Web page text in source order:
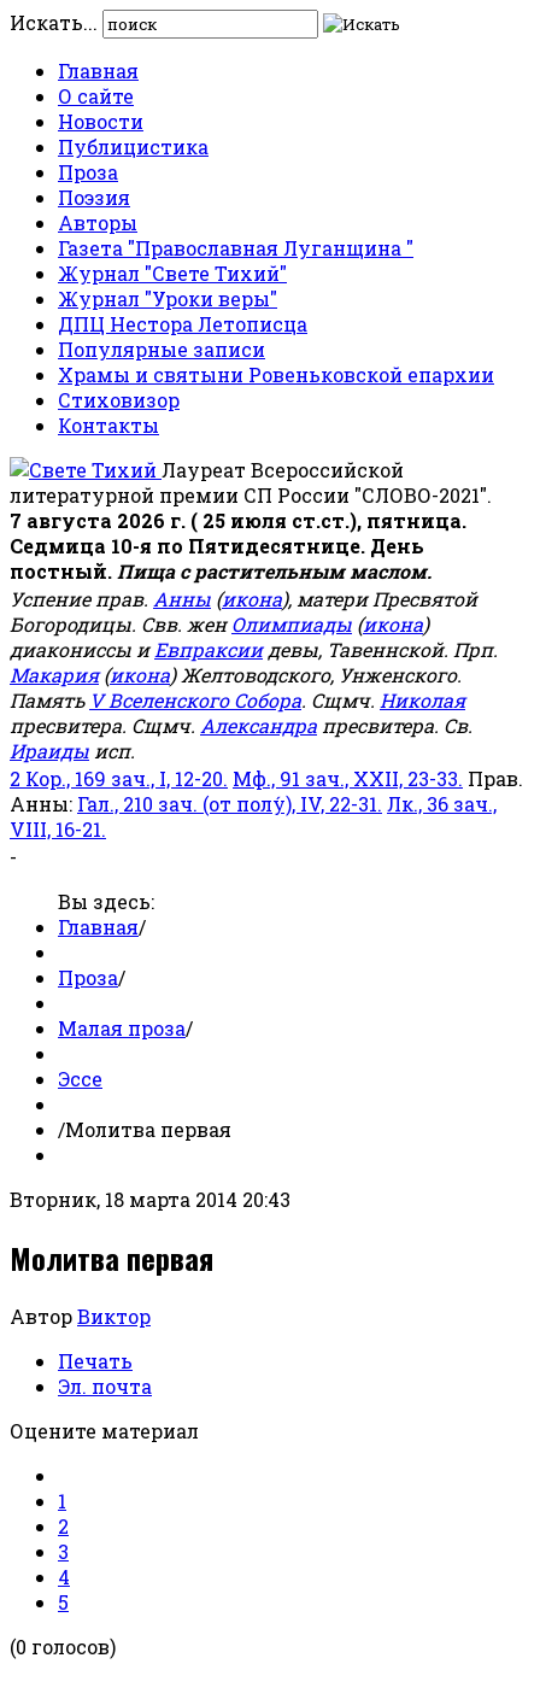
Искать...
Главная
О сайте
Новости
Публицистика
Проза
Поэзия
Авторы
Газета "Православная Луганщина "
Журнал "Свете Тихий"
Журнал "Уроки веры"
ДПЦ Нестора Летописца
Популярные записи
Храмы и святыни Ровеньковской епархии
Стиховизор
Контакты
Лауреат Всероссийской
литературной премии СП России "СЛОВО-2021".
7 августа 2026 г. ( 25 июля ст.ст.), пятница.
Седмица 10-я по Пятидесятнице. День
постный. Пища с растительным маслом.
Успение прав. Анны (икона), матери Пресвятой
Богородицы. Свв. женОлимпиады (икона)
диакониссы иЕвпраксиидевы, Тавеннской. Прп.
Макария(икона) Желтоводского, Унженского.
Память V Вселенского Собора. Сщмч. Николая
пресвитера. Сщмч. Александра пресвитера. Св.
Ираиды исп.
2 Кор., 169 зач., I, 12-20. Мф., 91 зач., XXII, 23-33. Прав.
Анны: Гал., 210 зач. (от полу́), IV, 22-31. Лк., 36 зач.,
VIII, 16-21.
-
Вы здесь:
Главная/
Проза/
Малая проза/
Эссе
/Молитва первая
Вторник, 18 марта 2014 20:43
Молитва первая
АвторВиктор
Печать
Эл. почта
Оцените материал
1
2
3
4
5
(0 голосов)